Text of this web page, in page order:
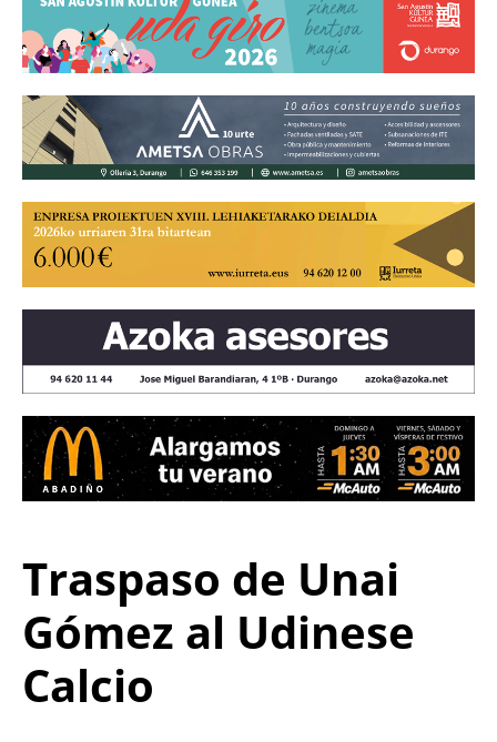
Traspaso de Unai
Gómez al Udinese
Calcio